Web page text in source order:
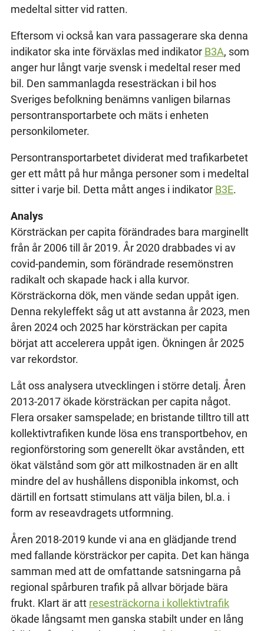
medeltal sitter vid ratten.
Eftersom vi också kan vara passagerare ska denna
indikator ska inte förväxlas med indikator B3A, som
anger hur långt varje svensk i medeltal reser med
bil. Den sammanlagda resesträckan i bil hos
Sveriges befolkning benämns vanligen bilarnas
persontransportarbete och mäts i enheten
personkilometer.
Persontransportarbetet dividerat med trafikarbetet
ger ett mått på hur många personer som i medeltal
sitter i varje bil. Detta mått anges i indikator B3E.
Analys
Körsträckan per capita förändrades bara marginellt
från år 2006 till år 2019. År 2020 drabbades vi av
covid-pandemin, som förändrade resemönstren
radikalt och skapade hack i alla kurvor.
Körsträckorna dök, men vände sedan uppåt igen.
Denna rekyleffekt såg ut att avstanna år 2023, men
åren 2024 och 2025 har körsträckan per capita
börjat att accelerera uppåt igen. Ökningen år 2025
var rekordstor.
Låt oss analysera utvecklingen i större detalj. Åren
2013-2017 ökade körsträckan per capita något.
Flera orsaker samspelade; en bristande tilltro till att
kollektivtrafiken kunde lösa ens transportbehov, en
regionförstoring som generellt ökar avstånden, ett
ökat välstånd som gör att milkostnaden är en allt
mindre del av hushållens disponibla inkomst, och
därtill en fortsatt stimulans att välja bilen, bl.a. i
form av reseavdragets utformning.
Åren 2018-2019 kunde vi ana en glädjande trend
med fallande körsträckor per capita. Det kan hänga
samman med att de omfattande satsningarna på
regional spårburen trafik på allvar började bära
frukt. Klart är att resesträckorna i kollektivtrafik
ökade långsamt men ganska stabilt under en lång